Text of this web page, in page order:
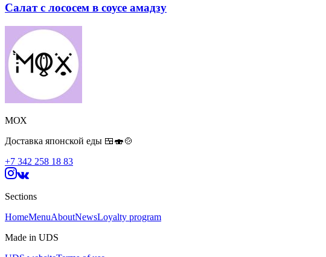
Салат с лососем в соусе амадзу
МОХ
Доставка японской еды 🍱🍣🍲
+7 342 258 18 83
Sections
HomeMenuAboutNewsLoyalty program
Made in UDS